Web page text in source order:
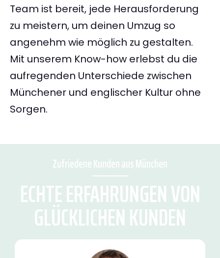
Team ist bereit, jede Herausforderung
zu meistern, um deinen Umzug so
angenehm wie möglich zu gestalten.
Mit unserem Know-how erlebst du die
aufregenden Unterschiede zwischen
Münchener und englischer Kultur ohne
Sorgen.
Zufriedene Kunden aus München
ECHTE ERFAHRUNGEN VON
GLÜCKLICHEN KUNDEN